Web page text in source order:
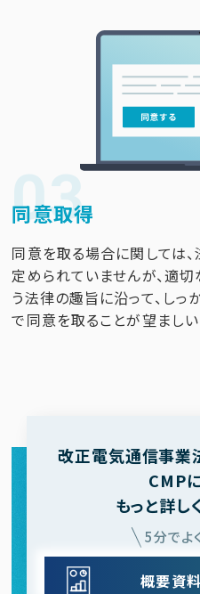
同意取得
03
同意を取る場合に関しては
定められていませんが、適
う法律の趣旨に沿って、しっ
で同意を取ることが望ましい
改正電気通信事
CMP
もっと詳し
5分でよ
概要資